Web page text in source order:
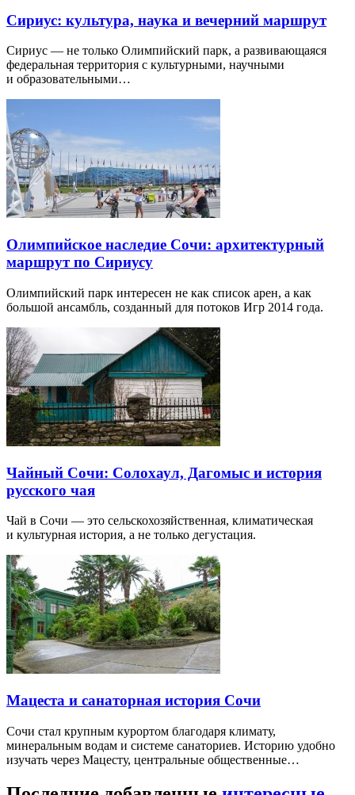
Сириус: культура, наука и вечерний маршрут
Сириус — не только Олимпийский парк, а развивающаяся
федеральная территория с культурными, научными
и образовательными…
Олимпийское наследие Сочи: архитектурный
маршрут по Сириусу
Олимпийский парк интересен не как список арен, а как
большой ансамбль, созданный для потоков Игр 2014 года.
Чайный Сочи: Солохаул, Дагомыс и история
русского чая
Чай в Сочи — это сельскохозяйственная, климатическая
и культурная история, а не только дегустация.
Мацеста и санаторная история Сочи
Сочи стал крупным курортом благодаря климату,
минеральным водам и системе санаториев. Историю удобно
изучать через Мацесту, центральные общественные…